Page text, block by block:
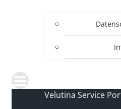
Velutina Service